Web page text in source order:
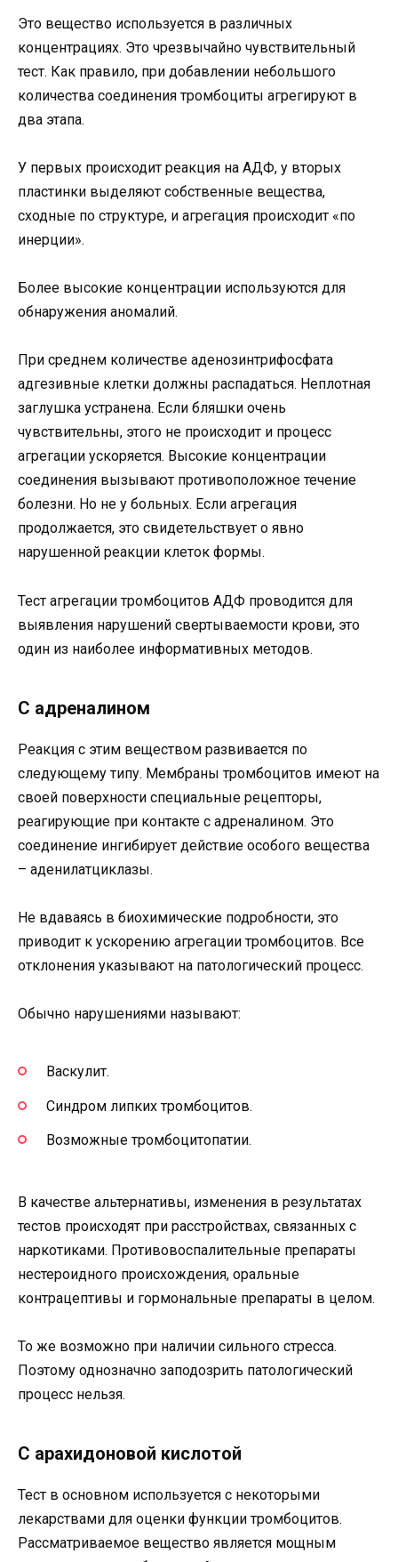
Это вещество используется в различных
концентрациях. Это чрезвычайно чувствительный
тест. Как правило, при добавлении небольшого
количества соединения тромбоциты агрегируют в
два этапа.
У первых происходит реакция на АДФ, у вторых
пластинки выделяют собственные вещества,
сходные по структуре, и агрегация происходит «по
инерции».
Более высокие концентрации используются для
обнаружения аномалий.
При среднем количестве аденозинтрифосфата
адгезивные клетки должны распадаться. Неплотная
заглушка устранена. Если бляшки очень
чувствительны, этого не происходит и процесс
агрегации ускоряется. Высокие концентрации
соединения вызывают противоположное течение
болезни. Но не у больных. Если агрегация
продолжается, это свидетельствует о явно
нарушенной реакции клеток формы.
Тест агрегации тромбоцитов АДФ проводится для
выявления нарушений свертываемости крови, это
один из наиболее информативных методов.
С адреналином
Реакция с этим веществом развивается по
следующему типу. Мембраны тромбоцитов имеют на
своей поверхности специальные рецепторы,
реагирующие при контакте с адреналином. Это
соединение ингибирует действие особого вещества
– аденилатциклазы.
Не вдаваясь в биохимические подробности, это
приводит к ускорению агрегации тромбоцитов. Все
отклонения указывают на патологический процесс.
Обычно нарушениями называют:
Васкулит.
Синдром липких тромбоцитов.
Возможные тромбоцитопатии.
В качестве альтернативы, изменения в результатах
тестов происходят при расстройствах, связанных с
наркотиками. Противовоспалительные препараты
нестероидного происхождения, оральные
контрацептивы и гормональные препараты в целом.
То же возможно при наличии сильного стресса.
Поэтому однозначно заподозрить патологический
процесс нельзя.
С арахидоновой кислотой
Тест в основном используется с некоторыми
лекарствами для оценки функции тромбоцитов.
Рассматриваемое вещество является мощным